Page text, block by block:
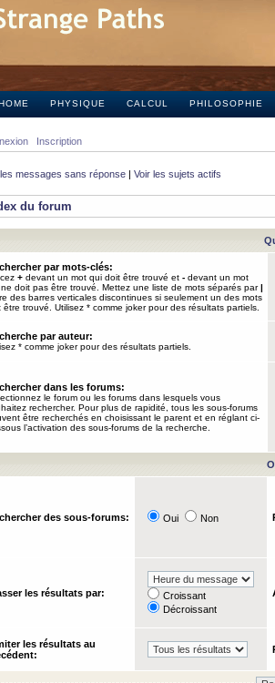
PHYSIQUE CALCUL PHILOSOPHIE
Inscription
messages sans réponse | Voir les sujets actifs
du forum
par mots-clés:
+ devant un mot qui doit être trouvé et - devant un mot
doit pas être trouvé. Mettez une liste de mots séparés par|
des barres verticales discontinues si seulement un des mots
être trouvé. Utilisez * comme joker pour des résultats partiels.
par auteur:
* comme joker pour des résultats partiels.
dans les forums:
le forum ou les forums dans lesquels vous
rechercher. Pour plus de rapidité, tous les sous-forums
être recherchés en choisissant le parent et en réglant ci-
l’activation des sous-forums de la recherche.
des sous-forums: Oui Non
les résultats par:
Croissant
Décroissant
les résultats au